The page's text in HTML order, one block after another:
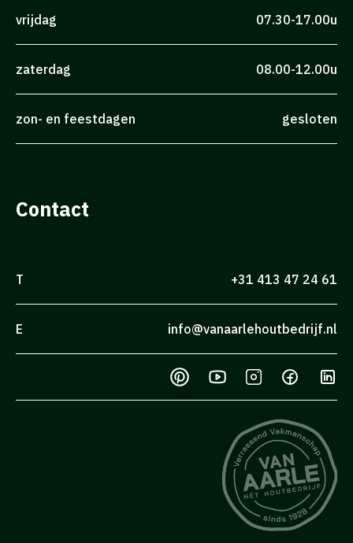
vrijdag 07.30-17.00u
zaterdag 08.00-12.00u
zon- en feestdagen gesloten
Contact
T +31 413 47 24 61
E info@vanaarlehoutbedrijf.nl